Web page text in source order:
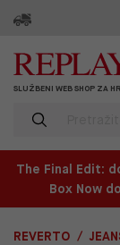
SLUŽBENI WEB SHOP ZA
The Final Edit:
Box Now
REVERTO